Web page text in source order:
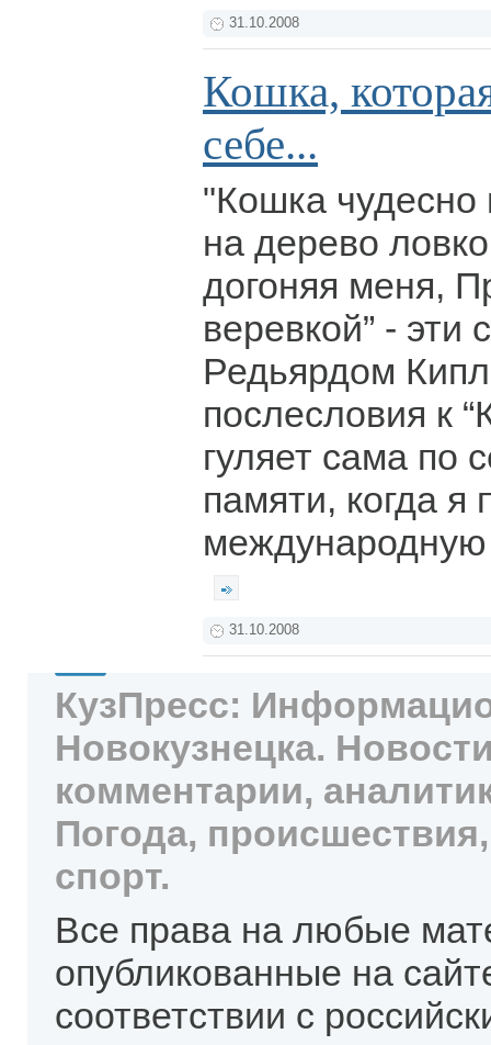
31.10.2008
Кошка,
себе...
"Кошка чудесно
на дерево
догоняя меня,
веревкой” - эти
Редьярдом
послесловия к
гуляет сама по
памяти, когда я
международную
31.10.2008
КузПресс:
Новокузнецка.
комментарии,
Погода,
спорт.
Все права на любые
опубликованные на
соответствии с